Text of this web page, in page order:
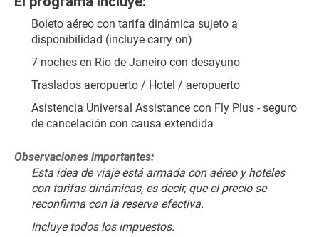
Boleto aéreo con tarifa dinámica sujeto a
disponibilidad (incluye carry on)
7 noches en Rio de Janeiro con desayuno
Traslados aeropuerto / Hotel / aeropuerto
Asistencia Universal Assistance con Fly Plus - seguro
de cancelación con causa extendida
Observaciones importantes:
Esta idea de viaje está armada con aéreo y hoteles
con tarifas dinámicas, es decir, que el precio se
reconfirma con la reserva efectiva.
Incluye todos los impuestos.